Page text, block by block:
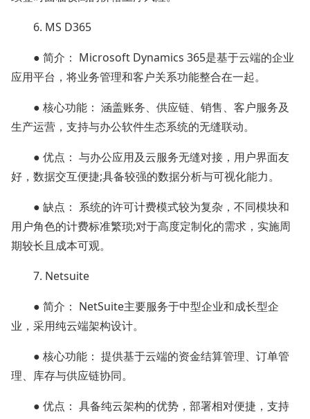
6. MS D365
● 简介： Microsoft Dynamics 365是基于云端的企业
应用平台，将业务管理和客户关系功能整合在一起。
● 核心功能： 涵盖账务、供应链、销售、客户服务及
生产运营，支持与办公软件生态系统的无缝联动。
● 优点： 与办公应用及云服务无缝对接，用户界面友
好，数据交互便捷;具备较强的数据分析与可视化能力。
● 缺点： 系统的许可计费模式较为复杂，不同模块和
用户角色的计费标准繁琐;对于高度定制化的需求，实施周
期较长且成本可观。
7. Netsuite
● 简介： NetSuite主要服务于中型企业和成长型企
业，采用纯云端架构设计。
● 核心功能： 提供基于云端的资金结算管理、订单管
理、库存与供应链协同。
● 优点： 具备纯云架构的优势，部署相对便捷，支持